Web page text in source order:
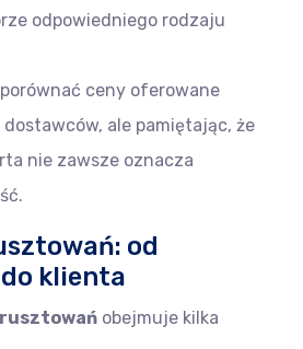
odpowiedniego rodzaju
ceny oferowane
ale pamiętając, że
nie zawsze oznacza
od
klienta
obejmuje kilka